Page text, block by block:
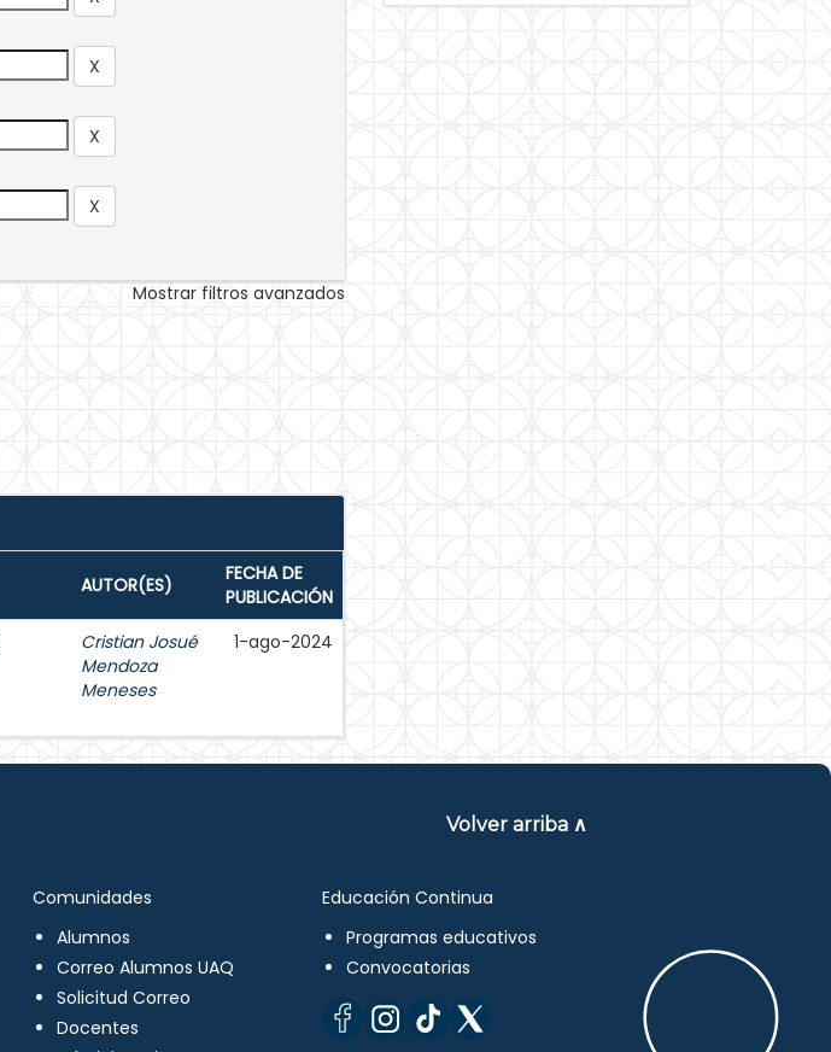
Mostrar filtros avanzados
AUTOR(ES)
FECHA DE
PUBLICACIÓN
Cristian Josué
Mendoza
Meneses
1-ago-2024
Volver arriba ∧
Comunidades
Alumnos
Correo Alumnos UAQ
Solicitud Correo
Docentes
Educación Continua
Programas educativos
Convocatorias